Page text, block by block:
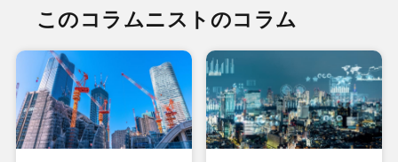
このコラムニストのコラム